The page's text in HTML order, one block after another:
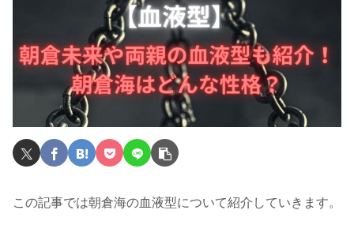
この記事では朝倉海の血液型について紹介していきます。